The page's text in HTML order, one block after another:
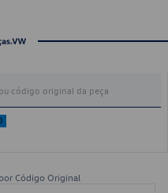
Código Original